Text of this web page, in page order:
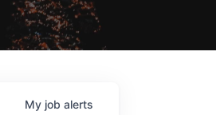
My job alerts